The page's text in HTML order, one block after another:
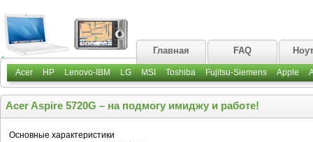
Главная FAQ
Acer HP Lenovo-IBM LG MSI Toshiba Fujitsu-Siemens Apple
Acer Aspire 5720G – на подмогу имиджу и работе!
Основные характеристики